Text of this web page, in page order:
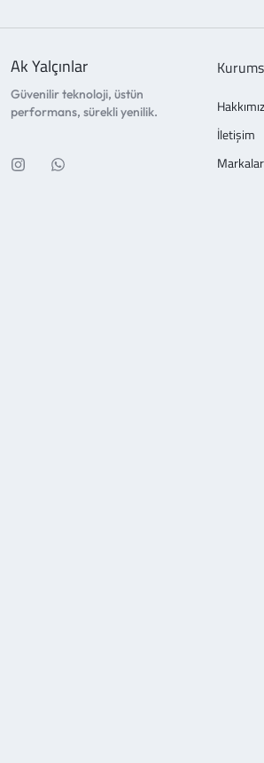
Ak Yalçınlar
Güvenilir teknoloji, üstün
performans, sürekli yenilik.
İletişim
Markalar